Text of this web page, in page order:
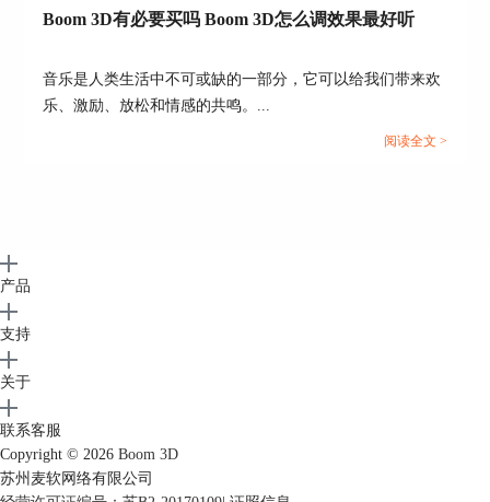
Boom 3D有必要买吗 Boom 3D怎么调效果最好听
音乐是人类生活中不可或缺的一部分，它可以给我们带来欢
乐、激励、放松和情感的共鸣。...
阅读全文 >
产品
支持
关于
联系客服
Copyright © 2026 Boom 3D
苏州麦软网络有限公司